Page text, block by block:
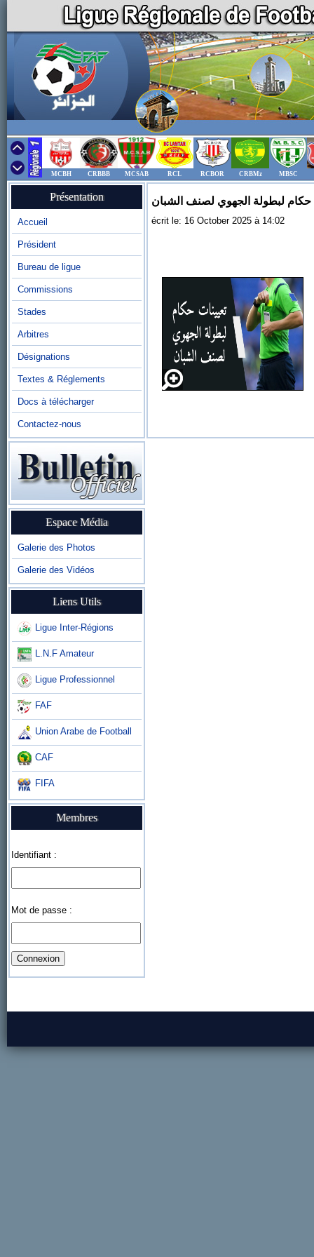
MCBH CRBBB MCSAB RCL RCBOR CRBMz MBSC
Présentation
Accueil
Président
Bureau de ligue
Commissions
Stades
Arbitres
Désignations
Textes & Réglements
Docs à télécharger
Contactez-nous
Espace Média
Galerie des Photos
Galerie des Vidéos
Liens Utils
Ligue Inter-Régions
L.N.F Amateur
Ligue Professionnel
FAF
Union Arabe de Football
CAF
FIFA
Membres
Identifiant :
Mot de passe :
حكام لبطولة الجهوي لصنف الشبان
écrit le: 16 October 2025 à 14:02